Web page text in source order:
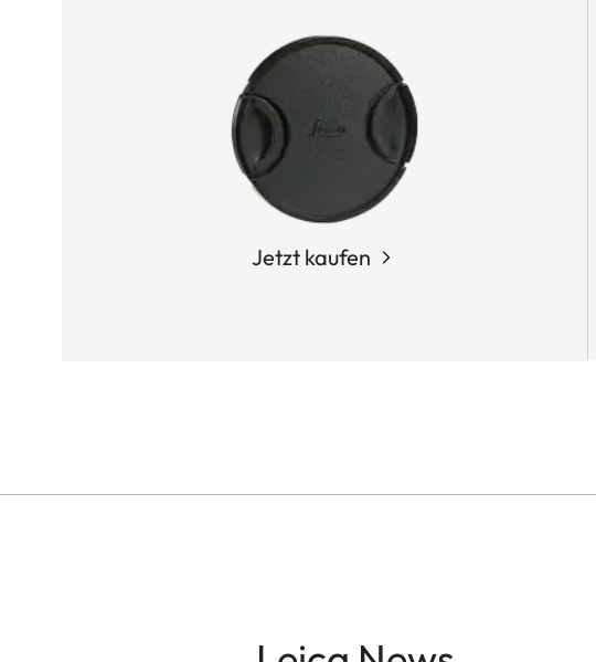
Jetzt kaufen